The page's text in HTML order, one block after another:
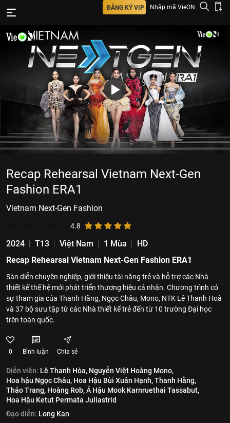
ĐĂNG KÝ VIP Nhập mã VieON
Recap Rehearsal Vietnam Next-Gen
Fashion ERA1
Vietnam Next-Gen Fashion
4.8
2024 T13 Việt Nam 1 Mùa
HD
Recap Rehearsal Vietnam Next-Gen Fashion ERA1
Sàn diễn chuyên nghiệp, giới thiệu tài năng trẻ và hỗ trợ các Nhà
thiết kế thế hệ mới phát triển thương hiệu cá nhân. Chương trình có
sự tham gia của Thanh Hằng, Ngọc Châu, Mono, NTK Lê Thanh Hoà
và 37 bộ sưu tập từ các Nhà thiết kế trẻ đến từ 10 trường Đại học
trên toàn quốc.
0 Bình luận Chia sẻ
Diễn viên: Lê Thanh Hòa, Nguyễn Việt Hoàng Mono,
Hoa hậu Ngọc Châu, Hoa Hậu Bùi Xuân Hạnh,Thanh Hằng,
Thảo Trang, Hoàng Rob,Á Hậu Mook Karnruethai Tassabut,
Hoa Hậu Ketut Permata Juliastrid
Đạo diễn: Long Kan